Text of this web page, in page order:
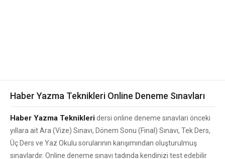
Haber Yazma Teknikleri Online Deneme Sınavları
Haber Yazma Teknikleridersi online deneme sınavları önceki
yıllara ait Ara (Vize) Sınavı, Dönem Sonu (Final) Sınavı, Tek Ders,
Üç Ders ve Yaz Okulu sorularının karışımından oluşturulmuş
sınavlardır. Online deneme sınavı tadında kendinizi test edebilir